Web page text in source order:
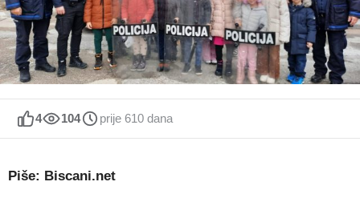
4 104 prije 610 dana
Piše: Biscani.net